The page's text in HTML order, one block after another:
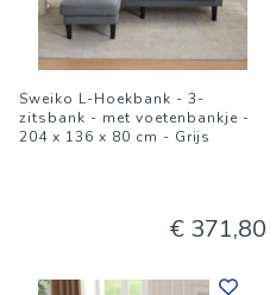
Sweiko L-Hoekbank - 3-
zitsbank - met voetenbankje -
204 x 136 x 80 cm - Grijs
€ 371,80